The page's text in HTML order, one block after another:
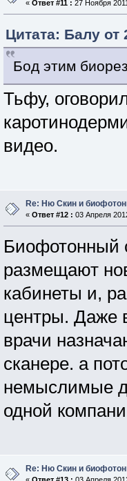
« Ответ #11 : 27 Ноября
Цитата: Балу от
Бод этим
Тьфу,
видео.
Re: Ню Скин и
« Ответ #12 : 03 Апреля
Биофотонный
размещают
кабинеты и,
центры. Даже
врачи
сканере. а
немыслимые
одной
Re: Ню Скин и